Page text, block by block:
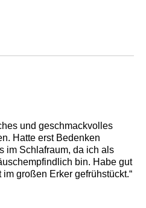
und geschmackvolles
Hatte erst Bedenken
im Schlafraum, da ich als
bin. Habe gut
großen Erker gefrühstückt.“